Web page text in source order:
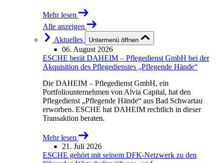
Mehr lesen
Alle anzeigen
Aktuelles
Untermenü öffnen
06. August 2026
ESCHE berät DAHEIM – Pflegedienst GmbH bei der
Akquisition des Pflegedienstes „Pflegende Hände“
Die DAHEIM – Pflegedienst GmbH, ein
Portfoliounternehmen von Alvia Capital, hat den
Pflegedienst „Pflegende Hände“ aus Bad Schwartau
erworben. ESCHE hat DAHEIM rechtlich in dieser
Transaktion beraten.
Mehr lesen
21. Juli 2026
ESCHE gehört mit seinem DFK-Netzwerk zu den